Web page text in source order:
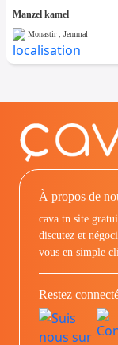
Manzel kamel
Monastir , Jemmal
À propos de
cava.tn site
discutez et
vous en simple
Restez